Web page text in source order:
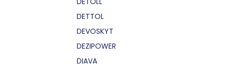
DETTOL
DEVOSKYT
DEZIPOWER
DIAVA